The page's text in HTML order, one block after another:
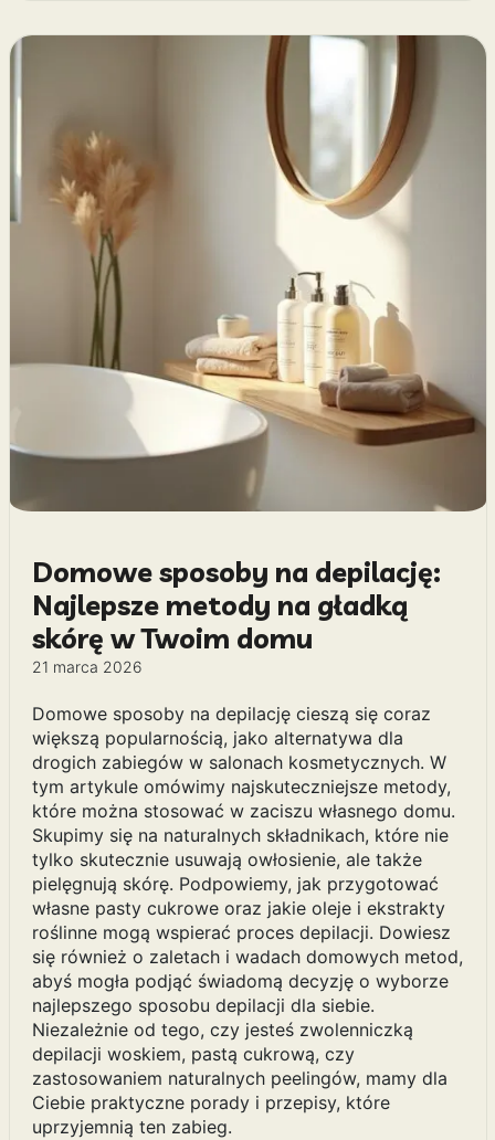
Domowe sposoby na depilację:
Najlepsze metody na gładką
skórę w Twoim domu
21 marca 2026
Domowe sposoby na depilację cieszą się coraz
większą popularnością, jako alternatywa dla
drogich zabiegów w salonach kosmetycznych. W
tym artykule omówimy najskuteczniejsze metody,
które można stosować w zaciszu własnego domu.
Skupimy się na naturalnych składnikach, które nie
tylko skutecznie usuwają owłosienie, ale także
pielęgnują skórę. Podpowiemy, jak przygotować
własne pasty cukrowe oraz jakie oleje i ekstrakty
roślinne mogą wspierać proces depilacji. Dowiesz
się również o zaletach i wadach domowych metod,
abyś mogła podjąć świadomą decyzję o wyborze
najlepszego sposobu depilacji dla siebie.
Niezależnie od tego, czy jesteś zwolenniczką
depilacji woskiem, pastą cukrową, czy
zastosowaniem naturalnych peelingów, mamy dla
Ciebie praktyczne porady i przepisy, które
uprzyjemnią ten zabieg.